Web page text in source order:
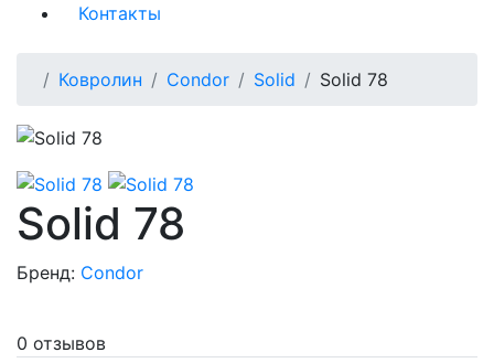
Контакты
Ковролин Condor Solid Solid 78
Solid 78
Бренд: Condor
0 отзывов